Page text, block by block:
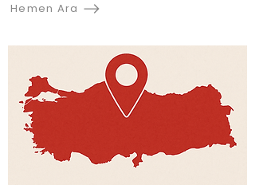
Hemen Ara